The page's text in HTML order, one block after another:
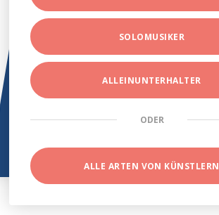
SOLOMUSIKER
ALLEINUNTERHALTER
ODER
ALLE ARTEN VON KÜNSTLERN